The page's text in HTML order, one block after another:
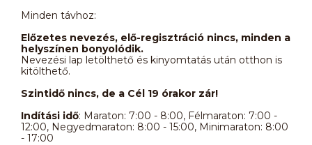
Minden távhoz:
Előzetes nevezés, elő-regisztráció nincs, minden a
helyszínen bonyolódik.
Nevezési lap letölthető és kinyomtatás után otthon is
kitölthető.
Szintidő nincs, de a Cél 19 órakor zár!
Indítási idő: Maraton: 7:00 - 8:00, Félmaraton: 7:00 -
12:00, Negyedmaraton: 8:00 - 15:00, Minimaraton: 8:00
- 17:00